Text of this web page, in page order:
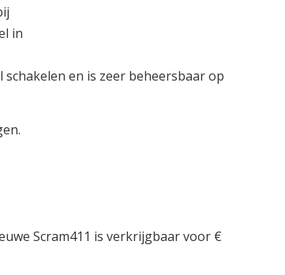
in
en is zeer beheersbaar op
Scram411 is verkrijgbaar voor €